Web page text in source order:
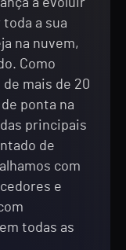
a evoluir
a sua
na nuvem,
Como
mais de 20
ponta na
principais
de
com
e
todas as